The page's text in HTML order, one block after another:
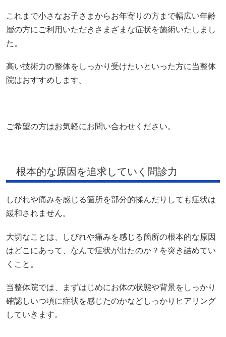
しびれや痛みを感じる箇所を部分的揉んだりしても症状は
大切なことは、しびれや痛みを感じる箇所の根本的な原因
はどこにあって、なんで症状が出たのか？を突き詰めてい
当整体院では、まずはじめにお体の状態や背景をしっかり
していきます。
そうすることで、症状の根本的な原因は何かをしっかり追
求していきどのようにアプローチしていけばよいのかを明
確にしていきます。